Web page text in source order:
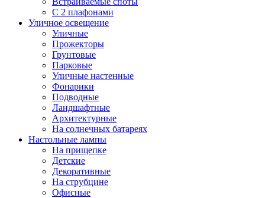
С 2 плафонами
Уличное освещение
Уличные
Прожекторы
Грунтовые
Парковые
Уличные настенные
Фонарики
Подводные
Ландшафтные
Архитектурные
На солнечных батареях
Настольные лампы
На прищепке
Детские
Декоративные
На струбцине
Офисные